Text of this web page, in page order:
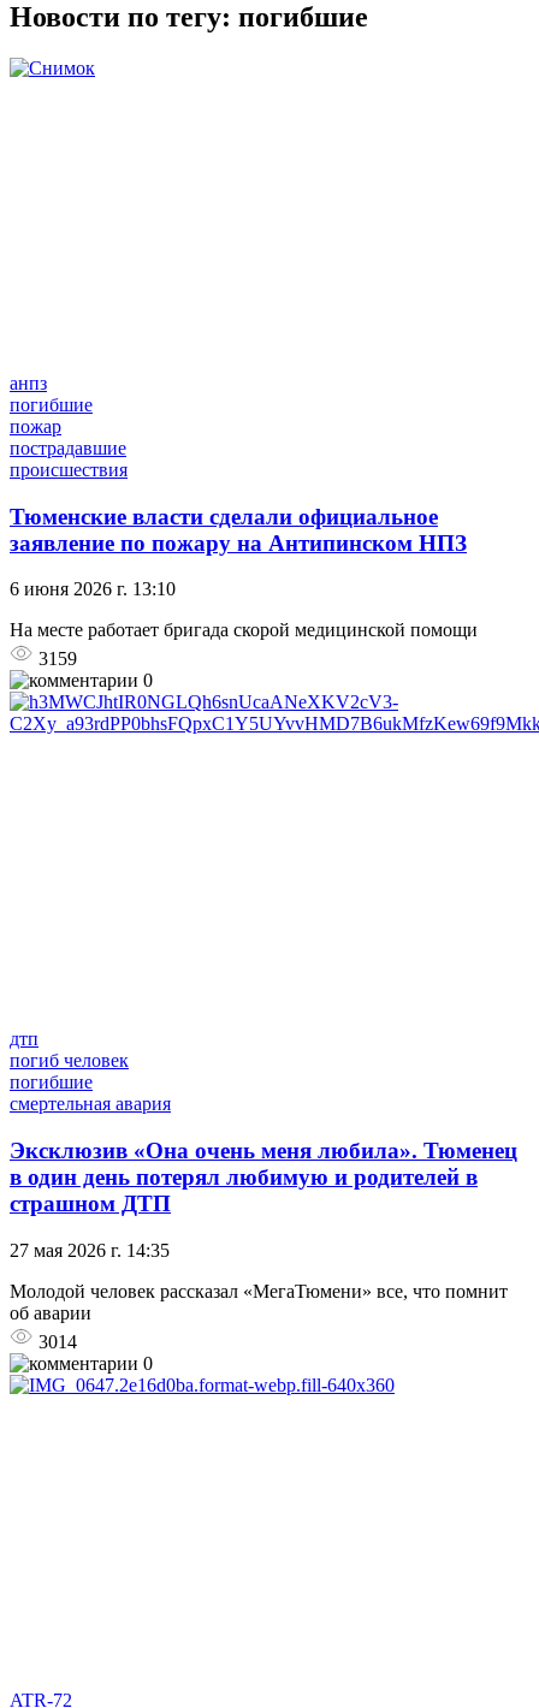
Новости по тегу: погибшие
анпз
погибшие
пожар
пострадавшие
происшествия
Тюменские власти сделали официальное
заявление по пожару на Антипинском НПЗ
6 июня 2026 г. 13:10
На месте работает бригада скорой медицинской помощи
3159
0
дтп
погиб человек
погибшие
смертельная авария
Эксклюзив «Она очень меня любила». Тюменец
в один день потерял любимую и родителей в
страшном ДТП
27 мая 2026 г. 14:35
Молодой человек рассказал «МегаТюмени» все, что помнит
об аварии
3014
0
ATR-72